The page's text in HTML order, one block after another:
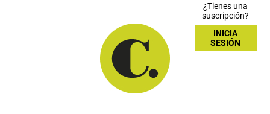
¿Tienes una
suscripción?
INICIA
SESIÓN